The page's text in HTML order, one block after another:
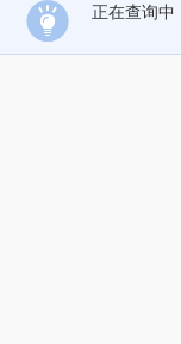
正在查询中